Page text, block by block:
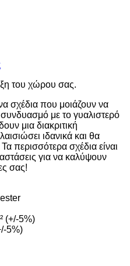
του χώρου σας.
σχέδια που μοιάζουν να
συνδυασμό με το γυαλιστερό
μια διακριτική
ιδανικά και θα
περισσότερα σχέδια είναι
για να καλύψουν
σας!
(+/-5%)
5%)